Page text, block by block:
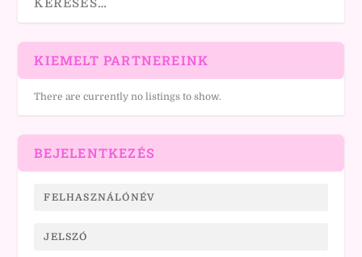
KIEMELT PARTNEREINK
There are currently no listings to show.
BEJELENTKEZÉS